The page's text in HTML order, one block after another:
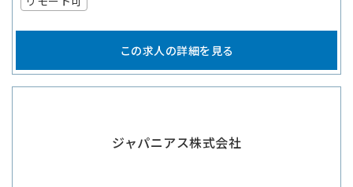
この求人の詳細を見る
ジャパニアス株式会社